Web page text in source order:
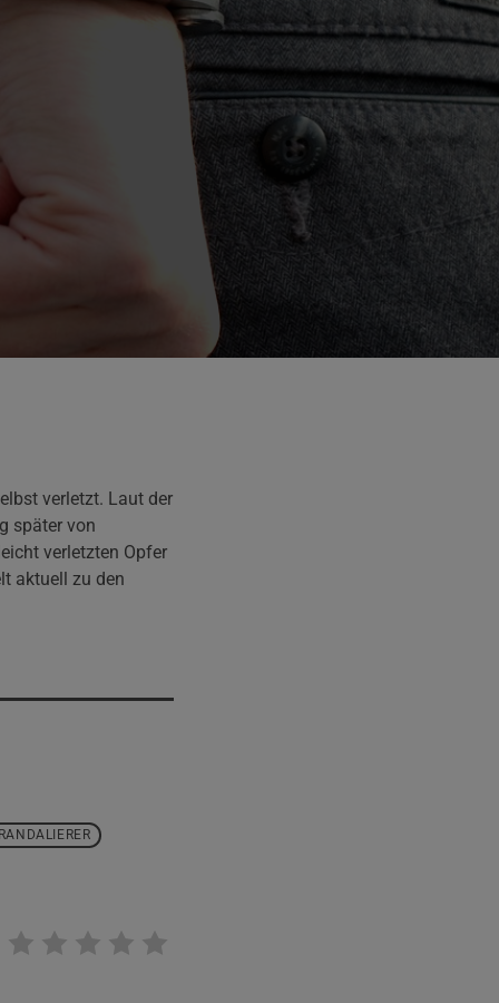
verletzt. Laut der
später von
verletzten Opfer
aktuell zu den
RANDALIERER